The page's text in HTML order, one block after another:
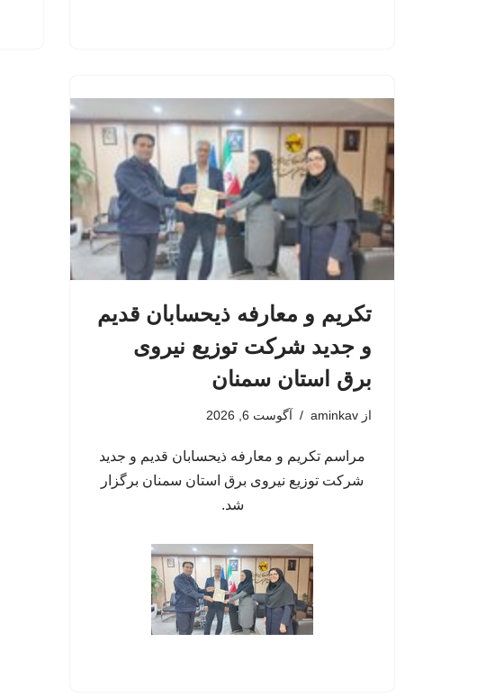
تکریم و معارفه ذیحسابان قدیم
و جدید شرکت توزیع نیروی
برق استان سمنان
از aminkav آگوست 6, 2026
مراسم تکریم و معارفه ذیحسابان قدیم و جدید
شرکت توزیع نیروی برق استان سمنان برگزار
شد.